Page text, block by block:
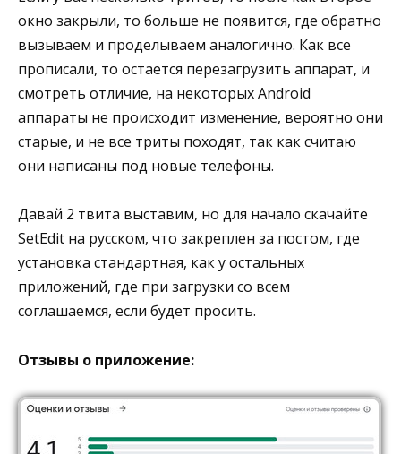
окно закрыли, то больше не появится, где обратно
вызываем и проделываем аналогично. Как все
прописали, то остается перезагрузить аппарат, и
смотреть отличие, на некоторых Android
аппараты не происходит изменение, вероятно они
старые, и не все триты походят, так как считаю
они написаны под новые телефоны.
Давай 2 твита выставим, но для начало скачайте
SetEdit на русском, что закреплен за постом, где
установка стандартная, как у остальных
приложений, где при загрузки со всем
соглашаемся, если будет просить.
Отзывы о приложение: